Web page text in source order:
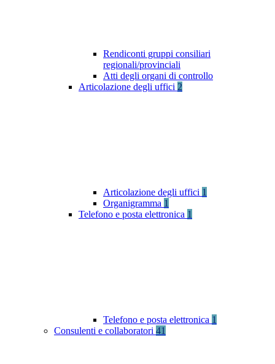
Rendiconti gruppi consiliari
regionali/provinciali
Atti degli organi di controllo
Articolazione degli uffici 2
Articolazione degli uffici 1
Organigramma 1
Telefono e posta elettronica 1
Telefono e posta elettronica 1
Consulenti e collaboratori 41